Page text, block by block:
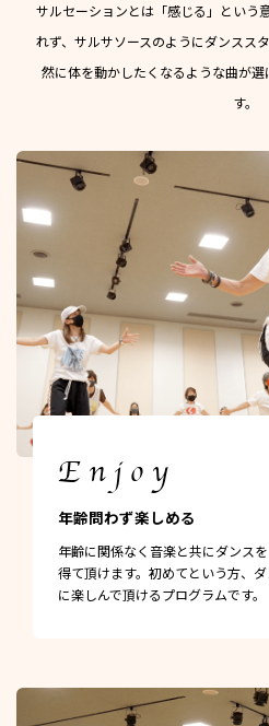
サルセーションとは「感じる」という
れず、 サルサソースのようにダンスス
然に体を動かしたくなるような曲が
す。
Enjoy
年齢問わず楽しめる
年齢に関係なく音楽と共にダンス
得て頂けます。初めてという方、
に楽しんで頂けるプログラムです。